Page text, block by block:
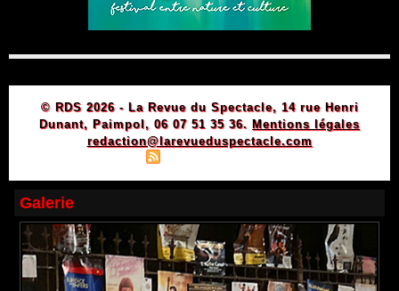
© RDS 2026 - La Revue du Spectacle, 14 rue Henri
Dunant, Paimpol, 06 07 51 35 36. Mentions légales
redaction@larevueduspectacle.com
Galerie